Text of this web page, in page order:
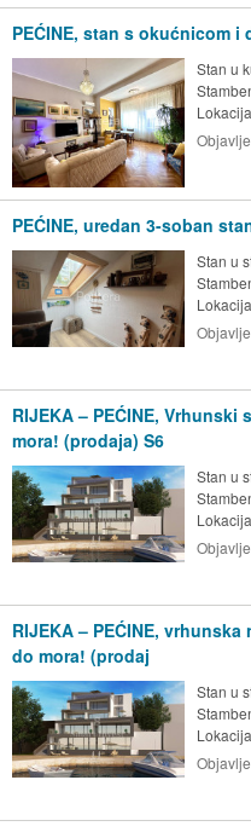
PEĆINE, stan s okućnicom i
Stan u
PEĆINE, uredan 3-soban
Stan u
RIJEKA – PEĆINE, Vrhunski
mora! (prodaja) S6
Stan u
RIJEKA – PEĆINE,
do mora! (prodaj
Stan u